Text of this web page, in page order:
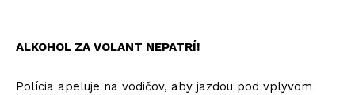
ALKOHOL ZA VOLANT NEPATRÍ!
Polícia apeluje na vodičov, aby jazdou pod vplyvom